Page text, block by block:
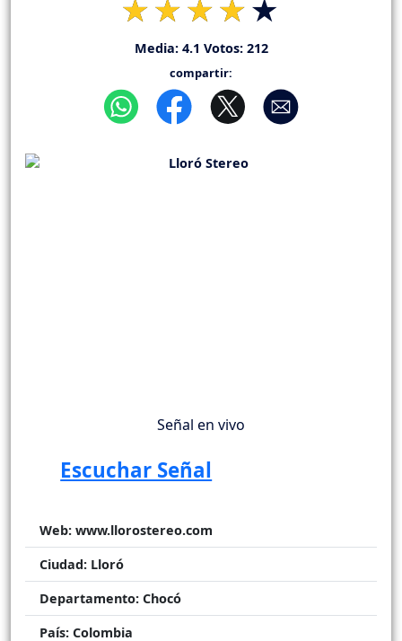
Media: 4.1 Votos: 212
compartir:
Señal en vivo
Escuchar Señal
Web: www.llorostereo.com
Ciudad: Lloró
Departamento: Chocó
País: Colombia